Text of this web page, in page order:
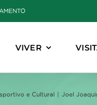
VIVER
e Cultural Joel